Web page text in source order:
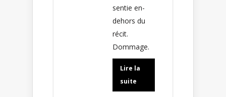
sentie en-
dehors du
récit.
Dommage.
Lire la
suite